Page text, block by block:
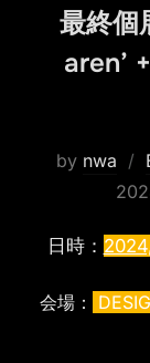
最終個
aren’
by nwa
日時：
会場：